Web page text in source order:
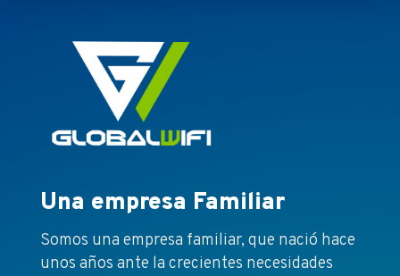
Una empresa Familiar
Somos una empresa familiar, que nació hace
unos años ante la crecientes necesidades